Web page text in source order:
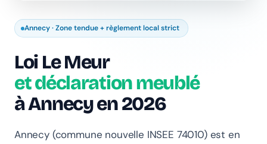
Annecy · Zone tendue + règlement local strict
Loi Le Meur
et déclaration meublé
à Annecy en 2026
Annecy (commune nouvelle INSEE 74010) est en